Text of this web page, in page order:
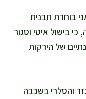
160 מעלות. אני בוחרת תבנית
בישול איטי וסגור
של הירקות
והסלרי בשכבה